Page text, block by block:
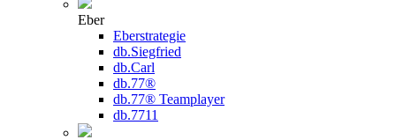
Eber
Eberstrategie
db.Siegfried
db.Carl
db.77®
db.77® Teamplayer
db.7711